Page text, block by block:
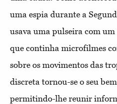
uma espia durante a
usava uma pulseira com
que continha microfilmes
sobre os movimentos das
discreta tornou-se o seu
permitindo-lhe reunir